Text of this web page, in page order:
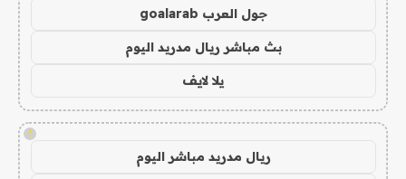
جول العرب goalarab
بث مباشر ريال مدريد اليوم
يلا لايف
!
ريال مدريد مباشر اليوم